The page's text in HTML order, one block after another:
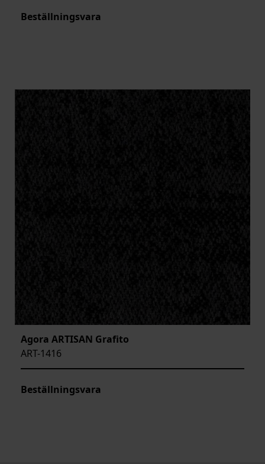
Beställningsvara
Agora ARTISAN Grafito
ART-1416
Beställningsvara